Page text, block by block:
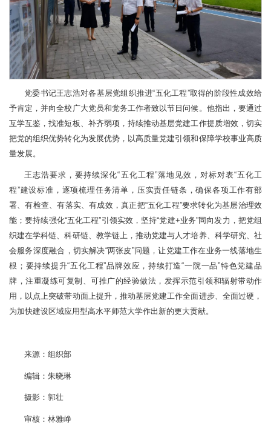
党委书记王志浩对各基层党组织推进“五化工程”取得的阶段性成效给
予肯定，并向全校广大党员和党务工作者致以节日问候。他指出，要通过
互学互鉴，找准短板、补齐弱项，持续推动基层党建工作提质增效，切实
把党的组织优势转化为发展优势，以高质量党建引领和保障学校事业高质
量发展。
王志浩要求，要持续深化“五化工程”落地见效，对标对表“五化工
程”建设标准，逐项梳理任务清单，压实责任链条，确保各项工作有部
署、有检查、有落实、有成效，真正把“五化工程”要求转化为基层治理效
能；要持续强化“五化工程”引领实效，坚持“党建+业务”同向发力，把党组
织建在学科链、科研链、教学链上，推动党建与人才培养、科学研究、社
会服务深度融合，切实解决“两张皮”问题，让党建工作在业务一线落地生
根；要持续提升“五化工程”品牌效应，持续打造“一院一品”特色党建品
牌，注重凝练可复制、可推广的经验做法，发挥示范引领和辐射带动作
用，以点上突破带动面上提升，推动基层党建工作全面进步、全面过硬，
为加快建设区域应用型高水平师范大学作出新的更大贡献。
来源：组织部
编辑：朱晓琳
摄影：郭壮
审核：林雅峥